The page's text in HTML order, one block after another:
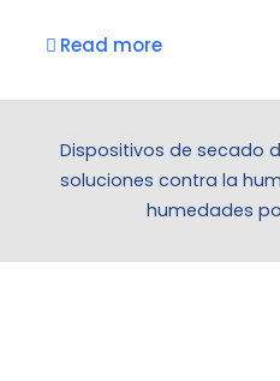
Read more
Dispositivos de secado
soluciones contra la
humedades